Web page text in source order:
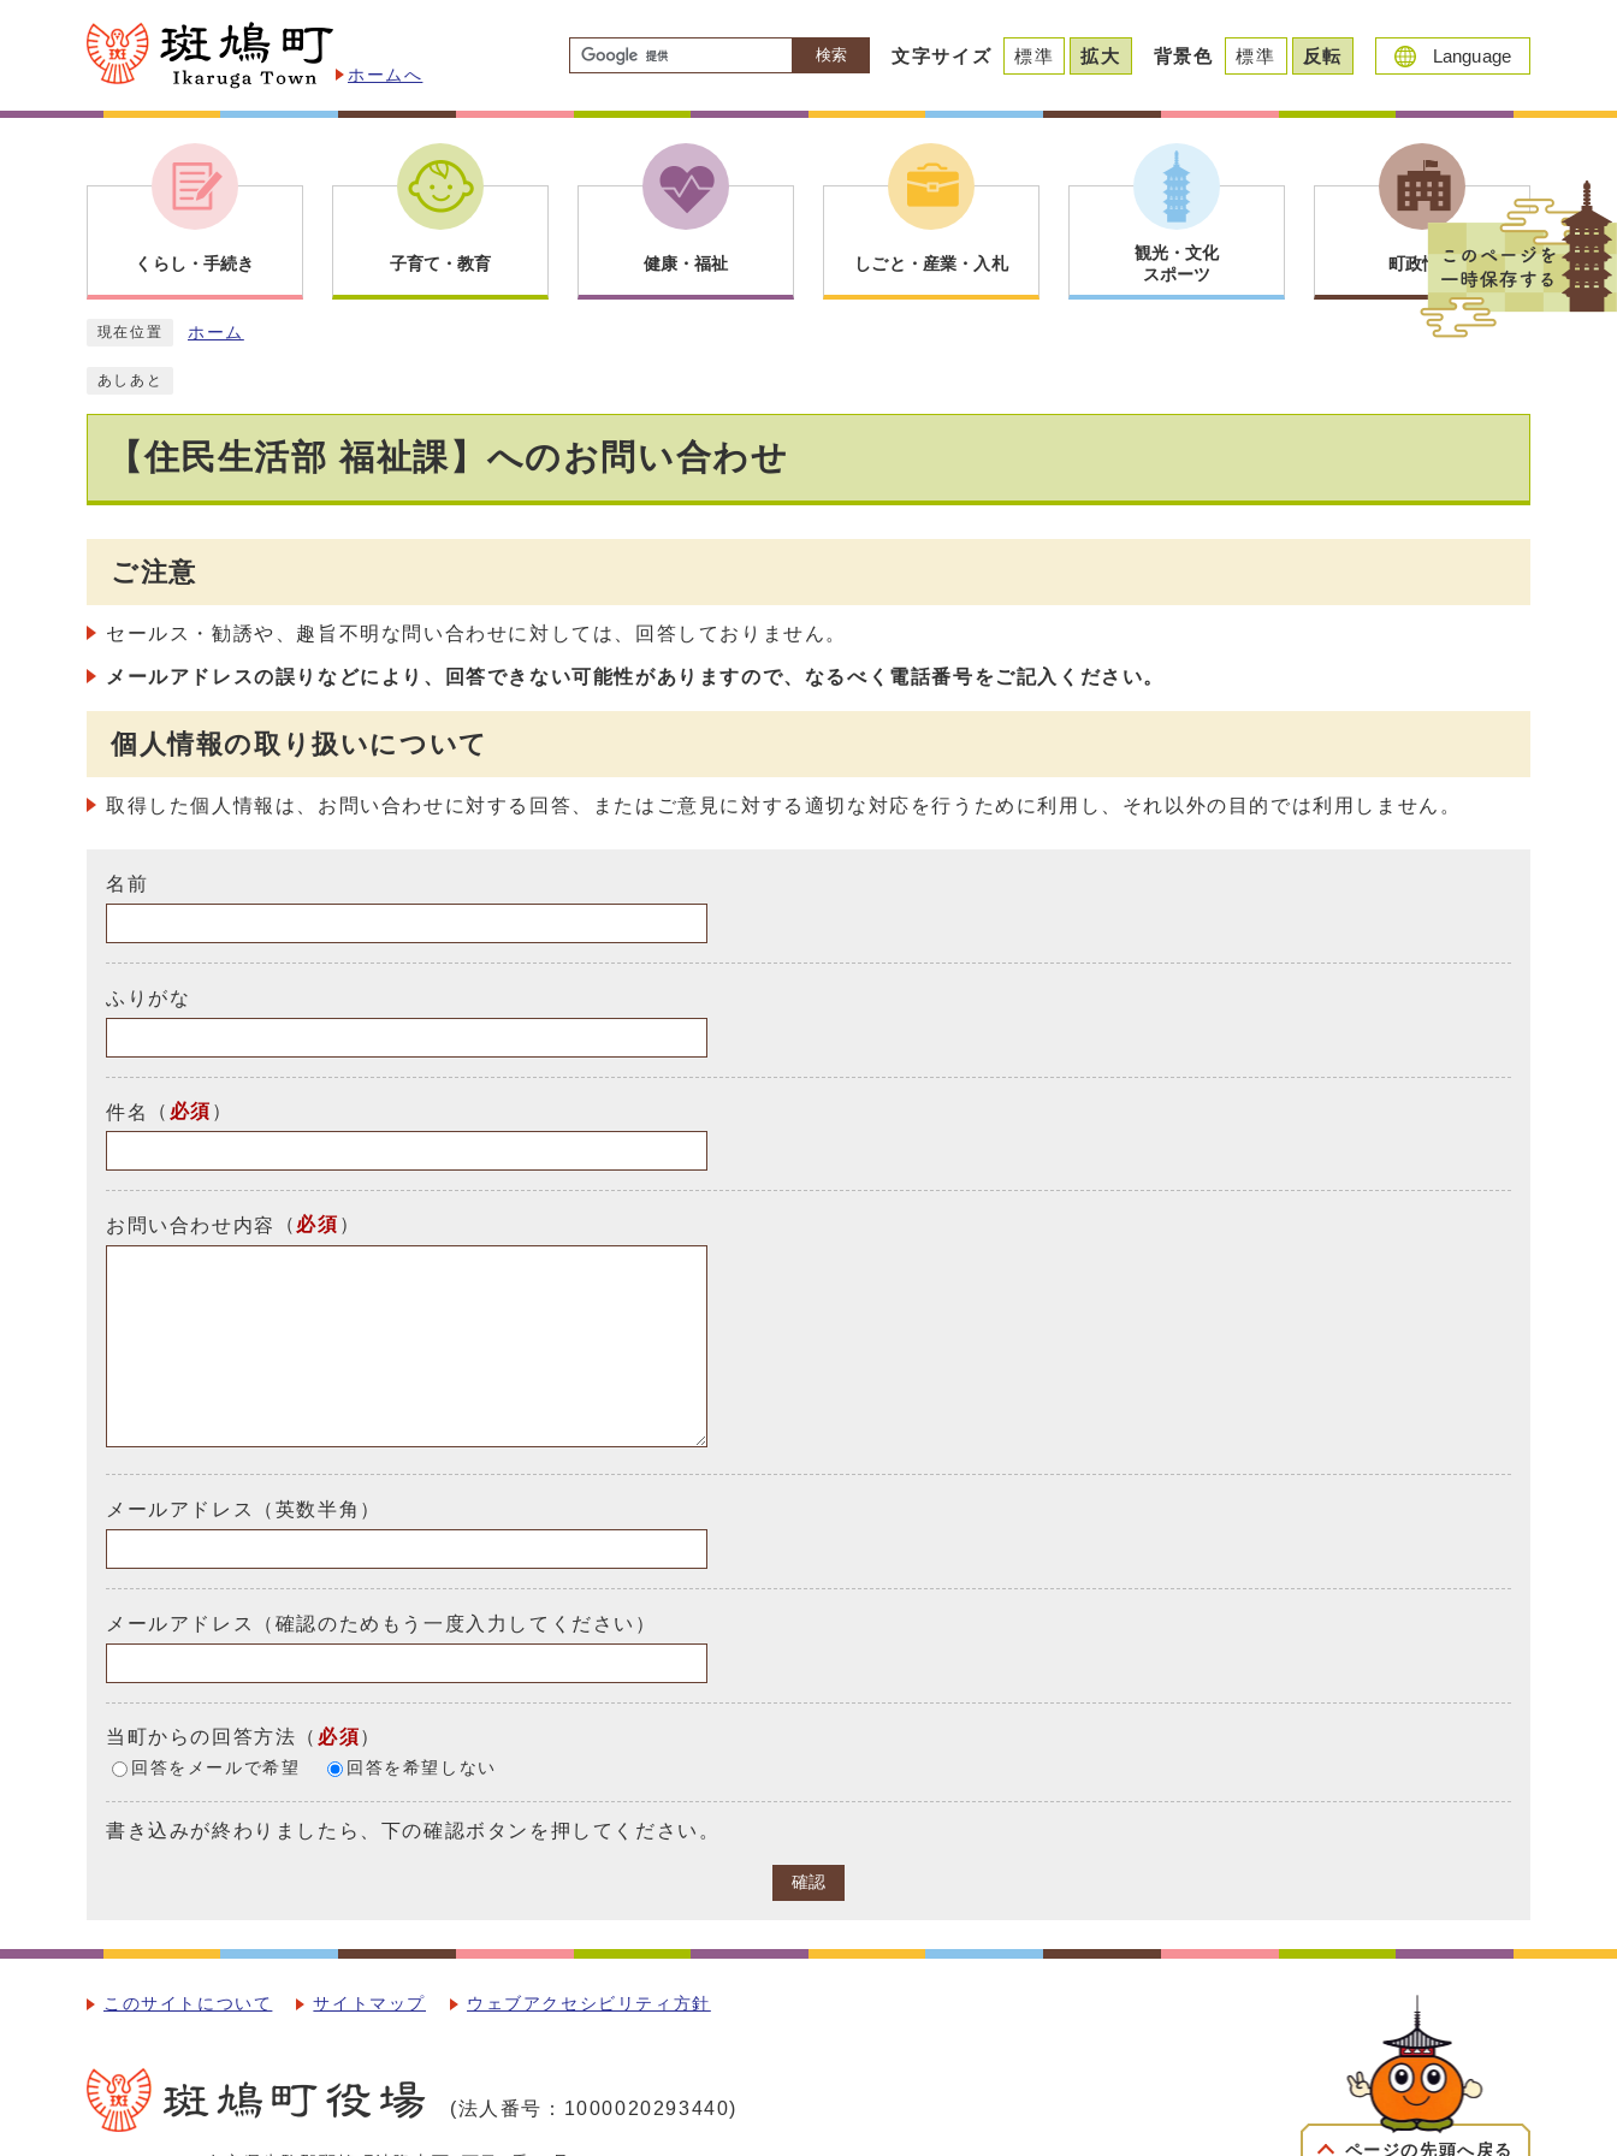
ホームへ
検索 文字サイズ 標準 拡大 背景色 標準 反転 Language
くらし・手続き 子育て・教育 健康・福祉 しごと・産業・入札
観光・文化
スポーツ
町政情報
現在位置 ホーム
あしあと
【住民生活部 福祉課】へのお問い合わせ
ご注意
セールス・勧誘や、趣旨不明な問い合わせに対しては、回答しておりません。
メールアドレスの誤りなどにより、回答できない可能性がありますので、なるべく電話番号をご記入ください。
個人情報の取り扱いについて
取得した個人情報は、お問い合わせに対する回答、またはご意見に対する適切な対応を行うために利用し、それ以外の目的では利用しません。
名前
ふりがな
件名 （ 必須 ）
お問い合わせ内容 （ 必須 ）
メールアドレス（英数半角）
メールアドレス（確認のためもう一度入力してください）
当町からの回答方法 （ 必須）
回答をメールで希望 回答を希望しない
書き込みが終わりましたら、下の確認ボタンを押してください。
確認
このサイトについて サイトマップ ウェブアクセシビリティ方針
(法人番号：1000020293440)
ページの先頭へ戻る